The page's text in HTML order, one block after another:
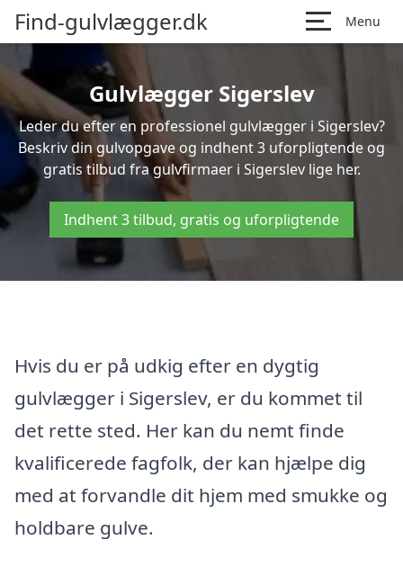
Find-gulvlægger.dk Menu
Gulvlægger Sigerslev
Leder du efter en professionel gulvlægger i Sigerslev?
Beskriv din gulvopgave og indhent 3 uforpligtende og
gratis tilbud fra gulvfirmaer i Sigerslev lige her.
Indhent 3 tilbud, gratis og uforpligtende
Hvis du er på udkig efter en dygtig
gulvlægger i Sigerslev, er du kommet til
det rette sted. Her kan du nemt finde
kvalificerede fagfolk, der kan hjælpe dig
med at forvandle dit hjem med smukke og
holdbare gulve.